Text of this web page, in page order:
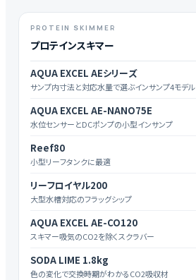
PROTEIN SKIMMER
プロテインスキマー
AQUA EXCEL AEシリーズ
サンプ内寸法と対応水量で選ぶインサンプ4モデル
AQUA EXCEL AE-NANO75E
水位センサーとDCポンプの小型インサンプ
Reef80
小型リーフタンクに最適
リーフロイヤル200
大型水槽対応のフラッグシップ
AQUA EXCEL AE-CO120
スキマー吸気のCO2を除くスクラバー
SODA LIME 1.8kg
色の変化で交換時期がわかるCO2吸収材